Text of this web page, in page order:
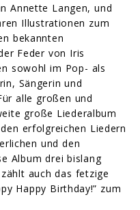
Annette Langen, und
Illustrationen zum
bekannten
Feder von Iris
sowohl im Pop- als
Sängerin und
alle großen und
große Liederalbum
erfolgreichen Liedern
und den
Album drei bislang
auch das fetzige
Happy Birthday!” zum